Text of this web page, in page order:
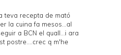
teva recepta de mató
la cuina fa mesos...al
a BCN el quall...i ara
postre....crec q m'he